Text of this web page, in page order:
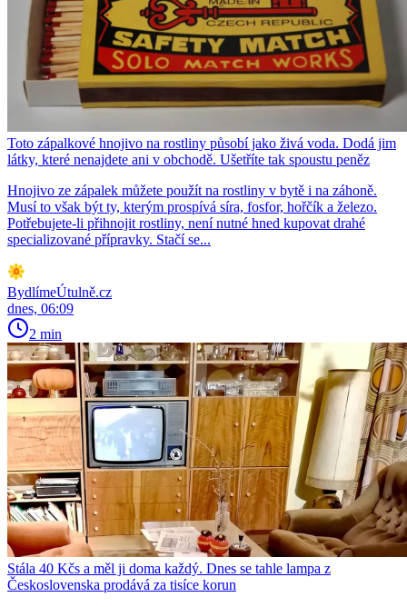
Toto zápalkové hnojivo na rostliny působí jako živá voda. Dodá jim
látky, které nenajdete ani v obchodě. Ušetříte tak spoustu peněz
Hnojivo ze zápalek můžete použít na rostliny v bytě i na záhoně.
Musí to však být ty, kterým prospívá síra, fosfor, hořčík a železo.
Potřebujete-li přihnojit rostliny, není nutné hned kupovat drahé
specializované přípravky. Stačí se...
BydlímeÚtulně.cz
dnes, 06:09
2 min
Stála 40 Kčs a měl ji doma každý. Dnes se tahle lampa z
Československa prodává za tisíce korun